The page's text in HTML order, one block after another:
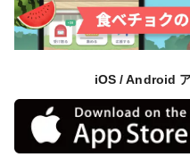
iOS / Android